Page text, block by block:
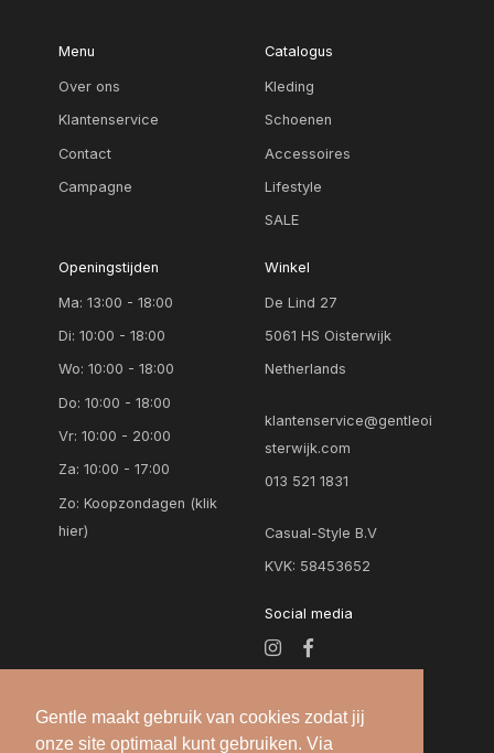
Gentle maakt gebruik van cookies zodat jij
onze site optimaal kunt gebruiken. Via
Menu
Over ons
Klantenservice
Contact
Campagne
Catalogus
Kleding
Schoenen
Accessoires
Lifestyle
SALE
Openingstijden
Ma: 13:00 - 18:00
Di: 10:00 - 18:00
Wo: 10:00 - 18:00
Do: 10:00 - 18:00
Vr: 10:00 - 20:00
Za: 10:00 - 17:00
Zo:Koopzondagen (klik
hier)
Winkel
De Lind 27
5061 HS Oisterwijk
Netherlands
klantenservice@gentleoi
sterwijk.com
013 521 1831
Casual-Style B.V
KVK: 58453652
Social media